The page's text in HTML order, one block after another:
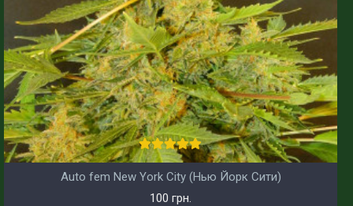
Auto fem New York City (Нью Йорк Сити)
100 грн.